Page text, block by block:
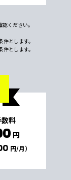
料
円
円/月）
ください。
とします。
とします。